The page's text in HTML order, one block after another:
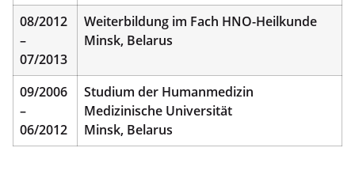
08/2012
–
07/2013
Weiterbildung im Fach HNO-Heilkunde
Minsk, Belarus
09/2006
–
06/2012
Studium der Humanmedizin
Medizinische Universität
Minsk, Belarus